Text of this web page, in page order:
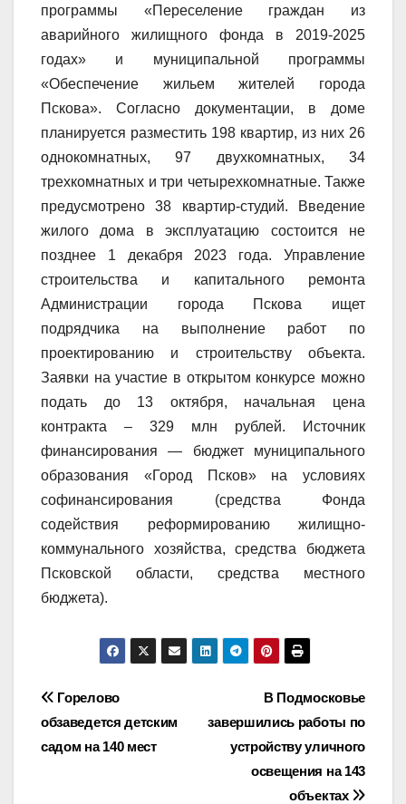
программы «Переселение граждан из
аварийного жилищного фонда в 2019-2025
годах» и муниципальной программы
«Обеспечение жильем жителей города
Пскова». Согласно документации, в доме
планируется разместить 198 квартир, из них 26
однокомнатных, 97 двухкомнатных, 34
трехкомнатных и три четырехкомнатные. Также
предусмотрено 38 квартир-студий. Введение
жилого дома в эксплуатацию состоится не
позднее 1 декабря 2023 года. Управление
строительства и капитального ремонта
Администрации города Пскова ищет
подрядчика на выполнение работ по
проектированию и строительству объекта.
Заявки на участие в открытом конкурсе можно
подать до 13 октября, начальная цена
контракта – 329 млн рублей. Источник
финансирования — бюджет муниципального
образования «Город Псков» на условиях
софинансирования (средства Фонда
содействия реформированию жилищно-
коммунального хозяйства, средства бюджета
Псковской области, средства местного
бюджета).
Навигация
по
В Подмосковье
завершились работы по
устройству уличного
освещения на 143
объектах
Горелово
обзаведется детским
садом на 140 мест